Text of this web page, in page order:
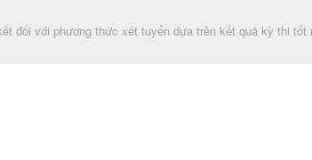
đối với phương thức xét tuyển dựa trên kết quả kỳ thi tốt